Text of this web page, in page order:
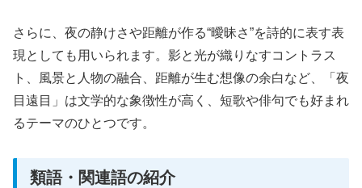
さらに、夜の静けさや距離が作る“曖昧さ”を詩的に表す表
現としても用いられます。影と光が織りなすコントラス
ト、風景と人物の融合、距離が生む想像の余白など、「夜
目遠目」は文学的な象徴性が高く、短歌や俳句でも好まれ
るテーマのひとつです。
類語・関連語の紹介